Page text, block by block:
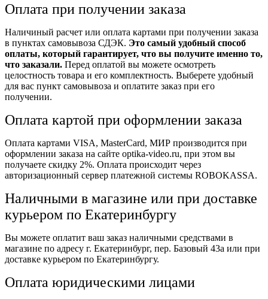
Оплата при получении заказа
Наличиный расчет или оплата картами при получении заказа
в пунктах самовывоза СДЭК. Это самый удобный способ
оплаты, который гарантирует, что вы получите именно то,
что заказали. Перед оплатой вы можете осмотреть
целостность товара и его комплектность. Выберете удобный
для вас пункт самовывоза и оплатите заказ при его
получении.
Оплата картой при оформлении заказа
Оплата картами VISA, MasterCard, МИР производится при
оформлении заказа на сайте optika-video.ru, при этом вы
получаете скидку 2%. Оплата происходит через
авторизационный сервер платежной системы ROBOKASSA.
Наличными в магазине или при доставке
курьером по Екатеринбургу
Вы можете оплатит ваш заказ наличными средствами в
магазине по адресу г. Екатеринбург, пер. Базовый 43а или при
доставке курьером по Екатеринбургу.
Оплата юридическими лицами